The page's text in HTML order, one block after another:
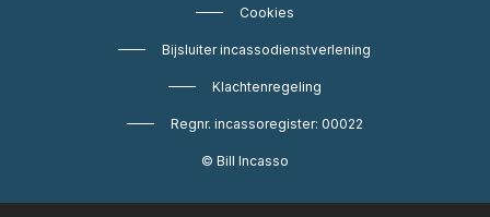
Cookies
Bijsluiter incassodienstverlening
Klachtenregeling
Regnr. incassoregister: 00022
© Bill Incasso